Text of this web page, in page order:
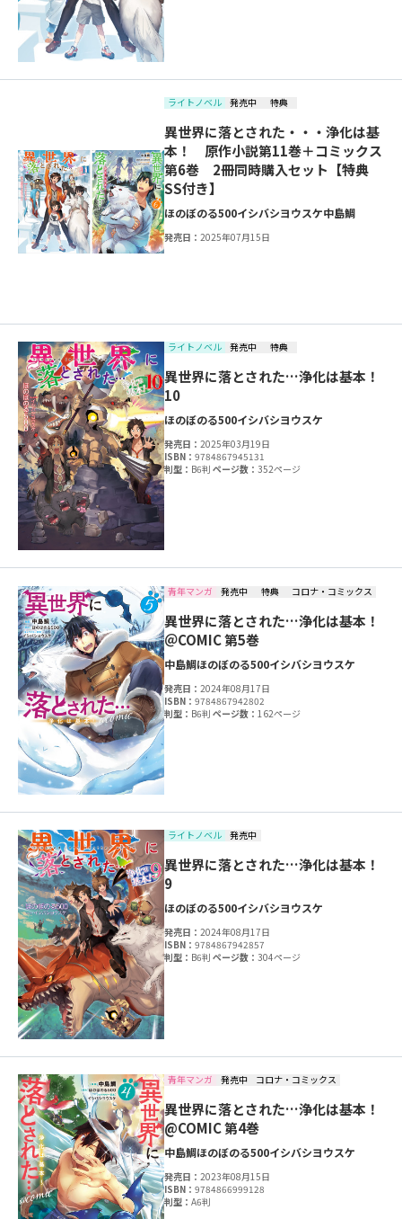
ライトノベル 発売中 特典
異世界に落とされた・・・浄化は基
本！ 原作小説第11巻＋コミックス
第6巻 2冊同時購入セット【特典
SS付き】
ほのぼのる500イシバシヨウスケ中島鯛
発売日：2025年07月15日
ライトノベル 発売中 特典
異世界に落とされた…浄化は基本！
10
ほのぼのる500イシバシヨウスケ
発売日：2025年03月19日
ISBN：9784867945131
判型： B6判ページ数：352ページ
青年マンガ 発売中 特典 コロナ・コミックス
異世界に落とされた…浄化は基本！
＠COMIC 第5巻
中島鯛ほのぼのる500イシバシヨウスケ
発売日：2024年08月17日
ISBN：9784867942802
判型： B6判ページ数： 162ページ
ライトノベル 発売中
異世界に落とされた…浄化は基本！
9
ほのぼのる500イシバシヨウスケ
発売日：2024年08月17日
ISBN：9784867942857
判型： B6判ページ数：304ページ
青年マンガ 発売中 コロナ・コミックス
異世界に落とされた…浄化は基本！
@COMIC 第4巻
中島鯛ほのぼのる500イシバシヨウスケ
発売日：2023年08月15日
ISBN：9784866999128
判型：A6判